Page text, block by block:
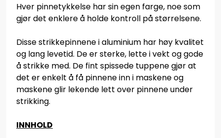
Hver pinnetykkelse har sin egen farge, noe som
gjør det enklere å holde kontroll på størrelsene.
Disse strikkepinnene i aluminium har høy kvalitet
og lang levetid. De er sterke, lette i vekt og gode
å strikke med. De fint spissede tuppene gjør at
det er enkelt å få pinnene inn i maskene og
maskene glir lekende lett over pinnene under
strikking.
INNHOLD